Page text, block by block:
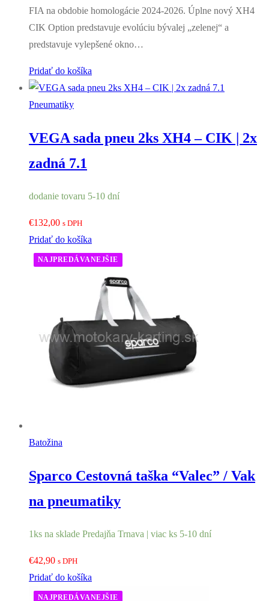
FIA na obdobie homologácie 2024-2026. Úplne nový XH4
CIK Option predstavuje evolúciu bývalej „zelenej“ a
predstavuje vylepšené okno…
Pridať do košíka
Pneumatiky
VEGA sada pneu 2ks XH4 – CIK | 2x
zadná 7.1
dodanie tovaru 5-10 dní
€132,00 s DPH
Pridať do košíka
Batožina
NAJPREDÁVANEJŠIE
Sparco Cestovná taška “Valec” / Vak
na pneumatiky
1ks na sklade Predajňa Trnava | viac ks 5-10 dní
€42,90 s DPH
Pridať do košíka
NAJPREDÁVANEJŠIE